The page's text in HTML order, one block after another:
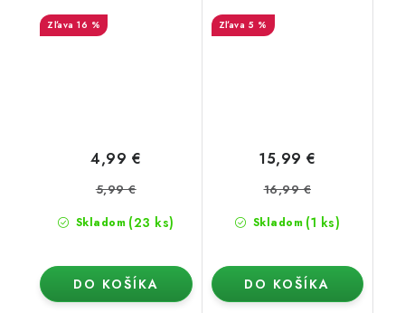
Flange (16mm)
16 %
Skladom (23 ks)
4,99 €
5,99 €
DO KOŠÍKA
5 %
Skladom (1 ks)
15,99 €
16,99 €
DO KOŠÍKA